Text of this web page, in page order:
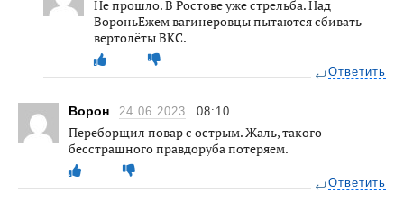
Не прошло. В Ростове уже стрельба. Над
ВороньЕжем вагинеровцы пытаются сбивать
вертолёты ВКС.
Ответить
Ворон 24.06.2023 08:10
Переборщил повар с острым. Жаль, такого
бесстрашного правдоруба потеряем.
Ответить